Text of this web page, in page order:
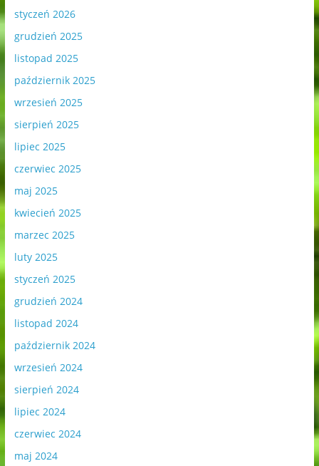
styczeń 2026
grudzień 2025
listopad 2025
październik 2025
wrzesień 2025
sierpień 2025
lipiec 2025
czerwiec 2025
maj 2025
kwiecień 2025
marzec 2025
luty 2025
styczeń 2025
grudzień 2024
listopad 2024
październik 2024
wrzesień 2024
sierpień 2024
lipiec 2024
czerwiec 2024
maj 2024